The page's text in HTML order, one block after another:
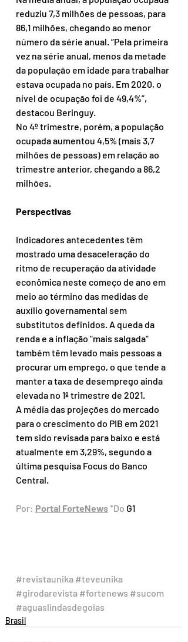
reduziu 7,3 milhões de pessoas, para
86,1 milhões, chegando ao menor
número da série anual. “Pela primeira
vez na série anual, menos da metade
da população em idade para trabalhar
estava ocupada no país. Em 2020, o
nível de ocupação foi de 49,4%”,
destacou Beringuy.
No 4º trimestre, porém, a população
ocupada aumentou 4,5% (mais 3,7
milhões de pessoas) em relação ao
trimestre anterior, chegando a 86,2
milhões.
Perspectivas
Indicadores antecedentes têm
mostrado uma desaceleração do
ritmo de recuperação da atividade
econômica neste começo de ano em
meio ao término das medidas de
auxílio governamental sem
substitutos definidos. A queda da
renda e a inflação "mais salgada"
também têm levado mais pessoas a
procurar um emprego, o que tende a
manter a taxa de desemprego ainda
elevada no 1º trimestre de 2021.
A média das projeções do mercado
para o crescimento do PIB em 2021
tem sido revisada para baixo e está
atualmente em 3,29%, segundo a
última pesquisa Focus do Banco
Central.
Por: Portal ForteNews *Do G1
#revistaunika #teveunika
#girodarevista #fortenews #sucom
#aguaslindasdegoias
Brasil